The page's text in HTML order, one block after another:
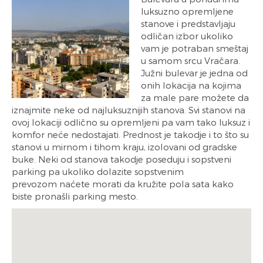
luksuzno opremljene
stanove i predstavljaju
odličan izbor ukoliko
vam je potraban smeštaj
u samom srcu Vračara.
Južni bulevar je jedna od
onih lokacija na kojima
za male pare možete da
iznajmite neke od najluksuznijih stanova. Svi stanovi na
ovoj lokaciji odlično su opremljeni pa vam tako luksuz i
komfor neće nedostajati. Prednost je takodje i to što su
stanovi u mirnom i tihom kraju, izolovani od gradske
buke. Neki od stanova takodje poseduju i sopstveni
parking pa ukoliko dolazite sopstvenim
prevozom naćete morati da kružite pola sata kako
biste pronašli parking mesto.